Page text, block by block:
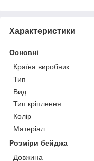
Характеристики
Основні
Країна виробник
Тип
Вид
Тип кріплення
Колір
Матеріал
Розміри бейджа
Довжина